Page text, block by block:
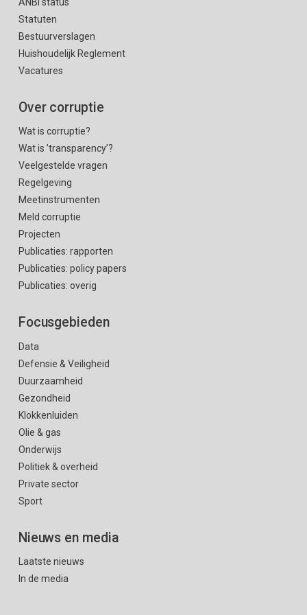
Statuten
Bestuurverslagen
Huishoudelijk Reglement
Vacatures
Over corruptie
Wat is corruptie?
Wat is ’transparency’?
Veelgestelde vragen
Regelgeving
Meetinstrumenten
Meld corruptie
Projecten
Publicaties: rapporten
Publicaties: policy papers
Publicaties: overig
Focusgebieden
Data
Defensie & Veiligheid
Duurzaamheid
Gezondheid
Klokkenluiden
Olie & gas
Onderwijs
Politiek & overheid
Private sector
Sport
Nieuws en media
Laatste nieuws
In de media